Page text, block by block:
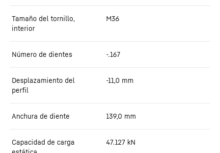
Tamaño del tornillo,
interior
M36
Número de dientes -.167
Desplazamiento del
perfil
-11,0 mm
Anchura de diente 139,0 mm
Capacidad de carga
47.127 kN